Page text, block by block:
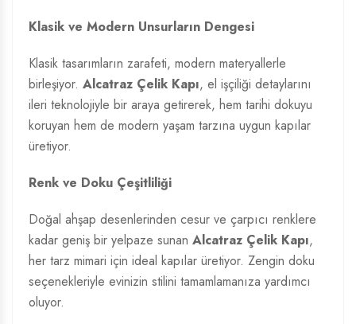
Klasik ve Modern Unsurların Dengesi
Klasik tasarımların zarafeti, modern materyallerle
birleşiyor. Alcatraz Çelik Kapı, el işçiliği detaylarını
ileri teknolojiyle bir araya getirerek, hem tarihi dokuyu
koruyan hem de modern yaşam tarzına uygun kapılar
üretiyor.
Renk ve Doku Çeşitliliği
Doğal ahşap desenlerinden cesur ve çarpıcı renklere
kadar geniş bir yelpaze sunan Alcatraz Çelik Kapı,
her tarz mimari için ideal kapılar üretiyor. Zengin doku
seçenekleriyle evinizin stilini tamamlamanıza yardımcı
oluyor.